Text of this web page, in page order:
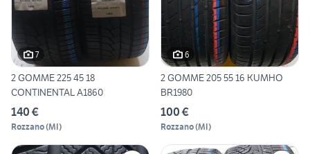
7
2 GOMME 225 45 18
CONTINENTAL A1860
140 €
Rozzano(MI)
6
2 GOMME 205 55 16 KUMHO
BR1980
100 €
Rozzano(MI)